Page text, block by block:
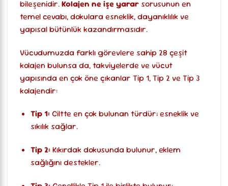
bileşenidir.Kolajen ne işe yararsorusunun en
temel cevabı, dokulara esneklik, dayanıklılık ve
yapısal bütünlük kazandırmasıdır.
Vücudumuzda farklı görevlere sahip 28 çeşit
kolajen bulunsa da, takviyelerde ve vücut
yapısında en çok öne çıkanlar Tip 1, Tip 2 ve Tip 3
kolajendir:
Tip 1:Ciltte en çok bulunan türdür; esneklik ve
sıkılık sağlar.
Tip 2:Kıkırdak dokusunda bulunur, eklem
sağlığını destekler.